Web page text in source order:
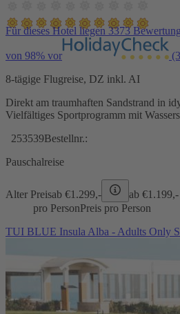
Für dieses Hotel liegen 3373
von 98% vor
8-tägige Flugreise, DZ inkl. AI
Direkt am traumhaften Sandstrand in
Vielfältiges Sportprogramm mit
253539Bestellnr.:
Pauschalreise
Alter Preisab €1.299,- ab €1.199,-
pro PersonPreis pro Person
TUI BLUE Insula Alba - Adults Only